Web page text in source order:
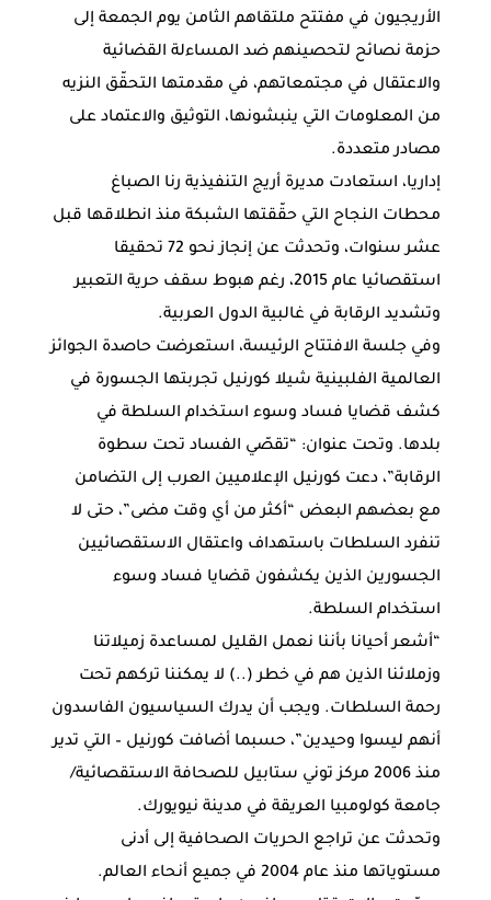
الأريجيون في مفتتح ملتقاهم الثامن يوم الجمعة إلى
حزمة نصائح لتحصينهم ضد المساءلة القضائية
والاعتقال في مجتمعاتهم، في مقدمتها التحقّق النزيه
من المعلومات التي ينبشونها، التوثيق والاعتماد على
مصادر متعددة.
إداريا، استعادت مديرة أريج التنفيذية رنا الصباغ
محطات النجاح التي حقّقتها الشبكة منذ انطلاقها قبل
عشر سنوات، وتحدثت عن إنجاز نحو 72 تحقيقا
استقصائيا عام 2015، رغم هبوط سقف حرية التعبير
وتشديد الرقابة في غالبية الدول العربية.
وفي جلسة الافتتاح الرئيسة، استعرضت حاصدة الجوائز
العالمية الفلبينية شيلا كورنيل تجربتها الجسورة في
كشف قضايا فساد وسوء استخدام السلطة في
بلدها. وتحت عنوان: “تقصّي الفساد تحت سطوة
الرقابة”، دعت كورنيل الإعلاميين العرب إلى التضامن
مع بعضهم البعض “أكثر من أي وقت مضى”، حتى لا
تنفرد السلطات باستهداف واعتقال الاستقصائيين
الجسورين الذين يكشفون قضايا فساد وسوء
استخدام السلطة.
“أشعر أحيانا بأننا نعمل القليل لمساعدة زميلاتنا
وزملائنا الذين هم في خطر (..) لا يمكننا تركهم تحت
رحمة السلطات. ويجب أن يدرك السياسيون الفاسدون
أنهم ليسوا وحيدين”، حسبما أضافت كورنيل – التي تدير
منذ 2006 مركز توني ستابيل للصحافة الاستقصائية/
جامعة كولومبيا العريقة في مدينة نيويورك.
وتحدثت عن تراجع الحريات الصحافية إلى أدنى
مستوياتها منذ عام 2004 في جميع أنحاء العالم.